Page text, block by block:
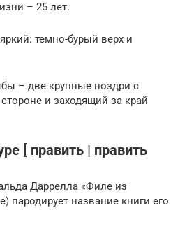
– 25 лет.
темно-бурый верх и
– две крупные ноздри с
и заходящий за край
[ править | править
Даррелла «Филе из
пародирует название книги его